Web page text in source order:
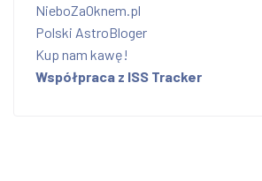
NieboZaOknem.pl
Polski AstroBloger
Kup nam kawę!
Współpraca z ISS Tracker